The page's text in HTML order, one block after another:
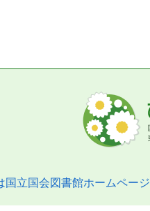
国立国会図書館ホームページ